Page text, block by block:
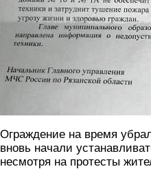
Ограждение на время
вновь начали
несмотря на протесты